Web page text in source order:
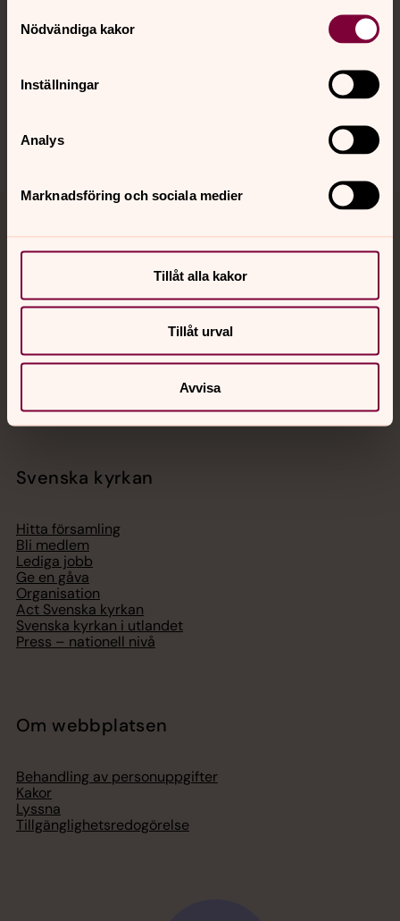
Nödvändiga kakor
Inställningar
Analys
Marknadsföring och sociala medier
Tillåt alla kakor
Tillåt urval
Avvisa
Hitta snabbt
Sociala kanaler
Jourhavande präst
Akut samtals- och krisstöd. Prata eller chatta anonymt
med en präst på kvällar och nätter.
Digitalt brev
Svenska kyrkan
Hitta församling
Bli medlem
Lediga jobb
Ge en gåva
Organisation
Act Svenska kyrkan
Svenska kyrkan i utlandet
Press – nationell nivå
Om webbplatsen
Behandling av personuppgifter
Kakor
Lyssna
Tillgänglighetsredogörelse